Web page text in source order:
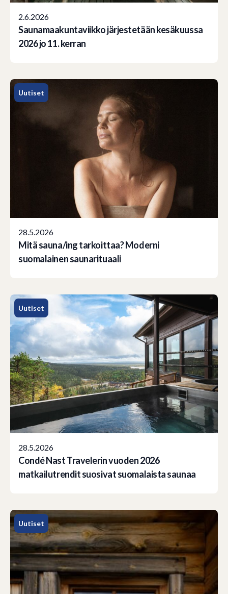
2.6.2026
Saunamaakuntaviikko järjestetään kesäkuussa
2026 jo 11. kerran
Uutiset
28.5.2026
Mitä sauna/ing tarkoittaa? Moderni
suomalainen saunarituaali
Uutiset
28.5.2026
Condé Nast Travelerin vuoden 2026
matkailutrendit suosivat suomalaista saunaa
Uutiset